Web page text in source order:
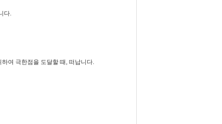
다.
여 극한점을 도달할 때, 떠납니다.